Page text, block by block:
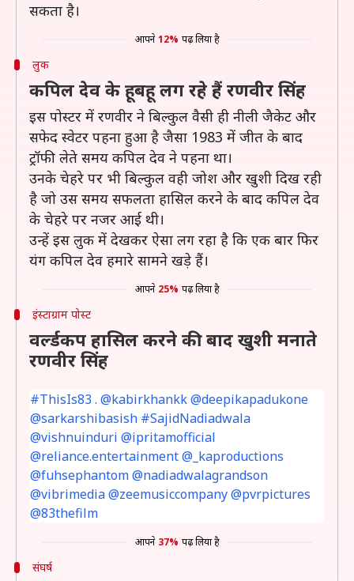
सकता है।
आपने 12% पढ़ लिया है
लुक
कपिल देव के हूबहू लग रहे हैं रणवीर सिंह
इस पोस्टर में रणवीर ने बिल्कुल वैसी ही नीली जैकेट और
सफेद स्वेटर पहना हुआ है जैसा 1983 में जीत के बाद
ट्रॉफी लेते समय कपिल देव ने पहना था।
उनके चेहरे पर भी बिल्कुल वही जोश और खुशी दिख रही
है जो उस समय सफलता हासिल करने के बाद कपिल देव
के चेहरे पर नजर आई थी।
उन्हें इस लुक में देखकर ऐसा लग रहा है कि एक बार फिर
यंग कपिल देव हमारे सामने खड़े हैं।
आपने 25% पढ़ लिया है
इंस्टाग्राम पोस्ट
वर्ल्डकप हासिल करने की बाद खुशी मनाते
रणवीर सिंह
#ThisIs83 . @kabirkhankk @deepikapadukone
@sarkarshibasish #SajidNadiadwala
@vishnuinduri @ipritamofficial
@reliance.entertainment @_kaproductions
@fuhsephantom @nadiadwalagrandson
@vibrimedia @zeemusiccompany @pvrpictures
@83thefilm
आपने 37% पढ़ लिया है
संघर्ष